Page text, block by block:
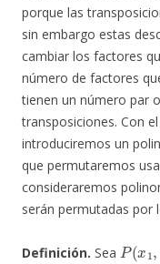
porque las
sin embargo estas
cambiar los factores
número de factores
tienen un número par
transposiciones. Con
introduciremos un
que permutaremos
consideraremos
serán permutadas por
Definición. Sea
P( x